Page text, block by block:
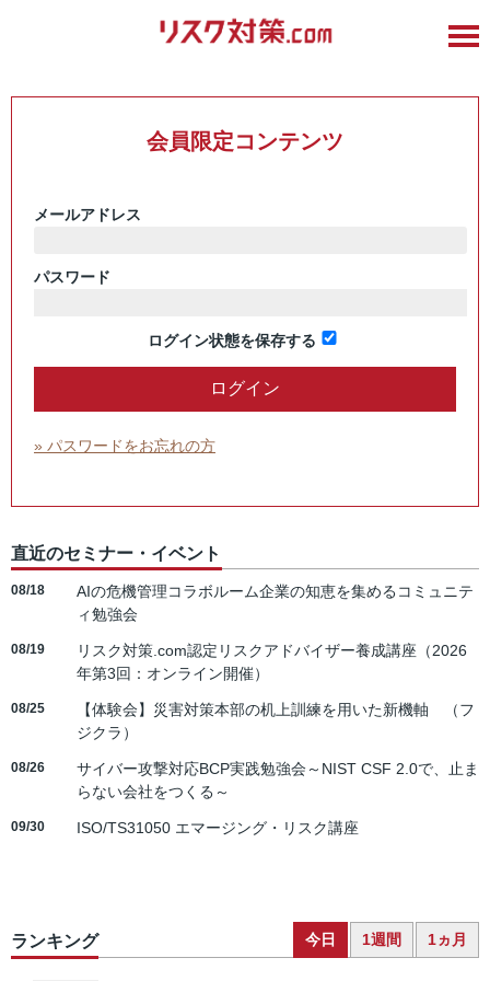
会員限定コンテンツ
メールアドレス
パスワード
ログイン状態を保存する
» パスワードをお忘れの方
直近のセミナー・イベント
08/18
AIの危機管理コラボルーム企業の知恵を集めるコミュニテ
ィ勉強会
08/19
リスク対策.com認定リスクアドバイザー養成講座（2026
年第3回：オンライン開催）
08/25
【体験会】災害対策本部の机上訓練を用いた新機軸 （フ
ジクラ）
08/26
サイバー攻撃対応BCP実践勉強会～NIST CSF 2.0で、止ま
らない会社をつくる～
09/30 ISO/TS31050 エマージング・リスク講座
ランキング 今日 1週間 1ヵ月